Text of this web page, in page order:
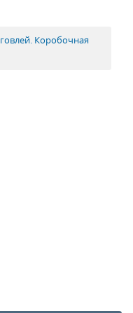
Коробочная